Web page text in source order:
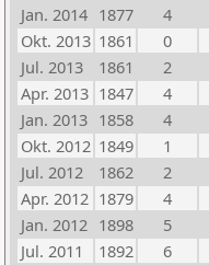
Jan. 2014 1877 4
Okt. 2013 1861 0
Jul. 2013
1861 2
Apr. 2013 1847 4
Jan. 2013 1858 4
Okt. 2012 1849 1
Jul. 2012
1862 2
Apr. 2012 1879 4
Jan. 2012 1898 5
Jul. 2011
1892 6